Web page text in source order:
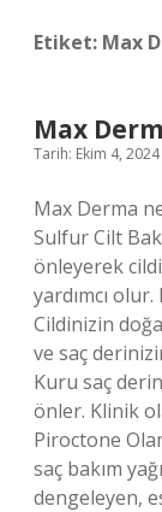
Etiket: Max
Max
Tarih: Ekim 4, 2024
Max Derma
Sulfur Cilt
önleyerek
yardımcı
Cildinizin
ve saç
Kuru saç
önler. Klinik
Piroctone
saç bakım
dengeleyen,